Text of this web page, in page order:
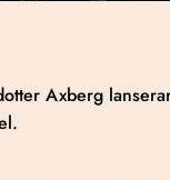
Axberg